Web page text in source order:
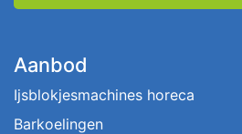
Aanbod
Ijsblokjesmachines horeca
Barkoelingen